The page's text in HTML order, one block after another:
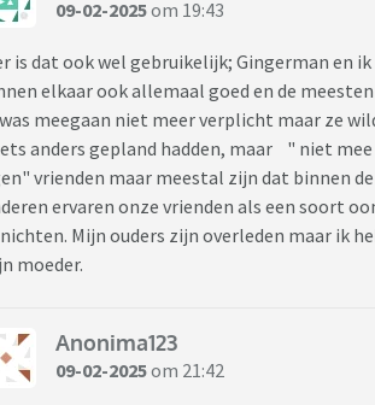
09-02-2025om 19:43
is dat ook wel gebruikelijk; Gingerman en
elkaar ook allemaal goed en de
meegaan niet meer verplicht maar ze
anders gepland hadden, maar " niet
vrienden maar meestal zijn dat binnen
ervaren onze vrienden als een soort
Mijn ouders zijn overleden maar ik
moeder.
Anonima123
09-02-2025om 21:42